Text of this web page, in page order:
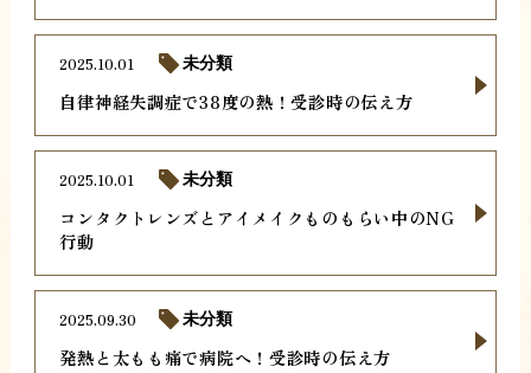
自律神経失調症で38度の熱！受診時の伝え方
2025.10.01 未分類
コンタクトレンズとアイメイクものもらい中のNG
行動
2025.10.01 未分類
発熱と太もも痛で病院へ！受診時の伝え方
2025.09.30 未分類